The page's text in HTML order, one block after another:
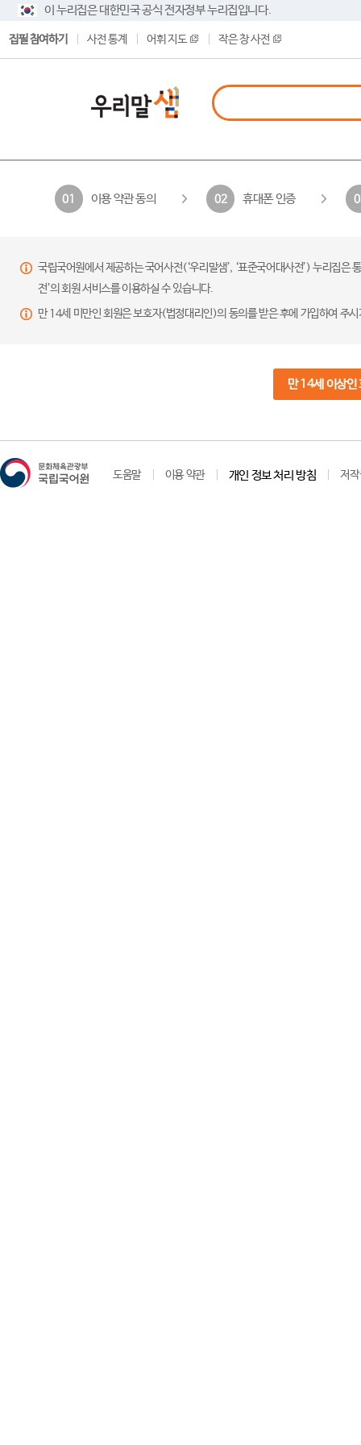
이 누리집은 대한민국 공식 전자정부 누리집입니다.
집필 참여하기 사전 통계 어휘 지도 작은 창 사전
01 이용 약관 동의 02 휴대폰 인증
국립국어원에서 제공하는 국어사전(‘우리말샘’, ‘표준국어대사전’) 누리집
전’의 회원 서비스를 이용하실 수 있습니다.
만 14세 미만인 회원은 보호자(법정대리인)의 동의를 받은 후에 가입하여 주
만 14세 이상인
도움말 이용 약관 개인 정보 처리 방침 저